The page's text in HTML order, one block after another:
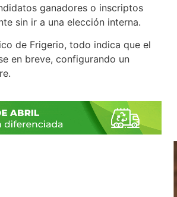
ganadores o inscriptos
sin ir a una elección interna.
de Frigerio, todo indica que el
en breve, configurando un